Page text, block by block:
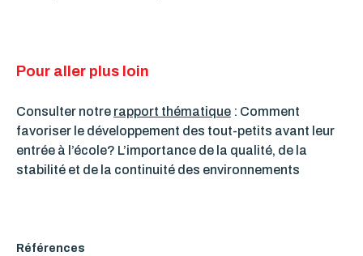
Pour aller plus loin
Consulter notre rapport thématique : Comment
favoriser le développement des tout-petits avant leur
entrée à l’école? L’importance de la qualité, de la
stabilité et de la continuité des environnements
Références